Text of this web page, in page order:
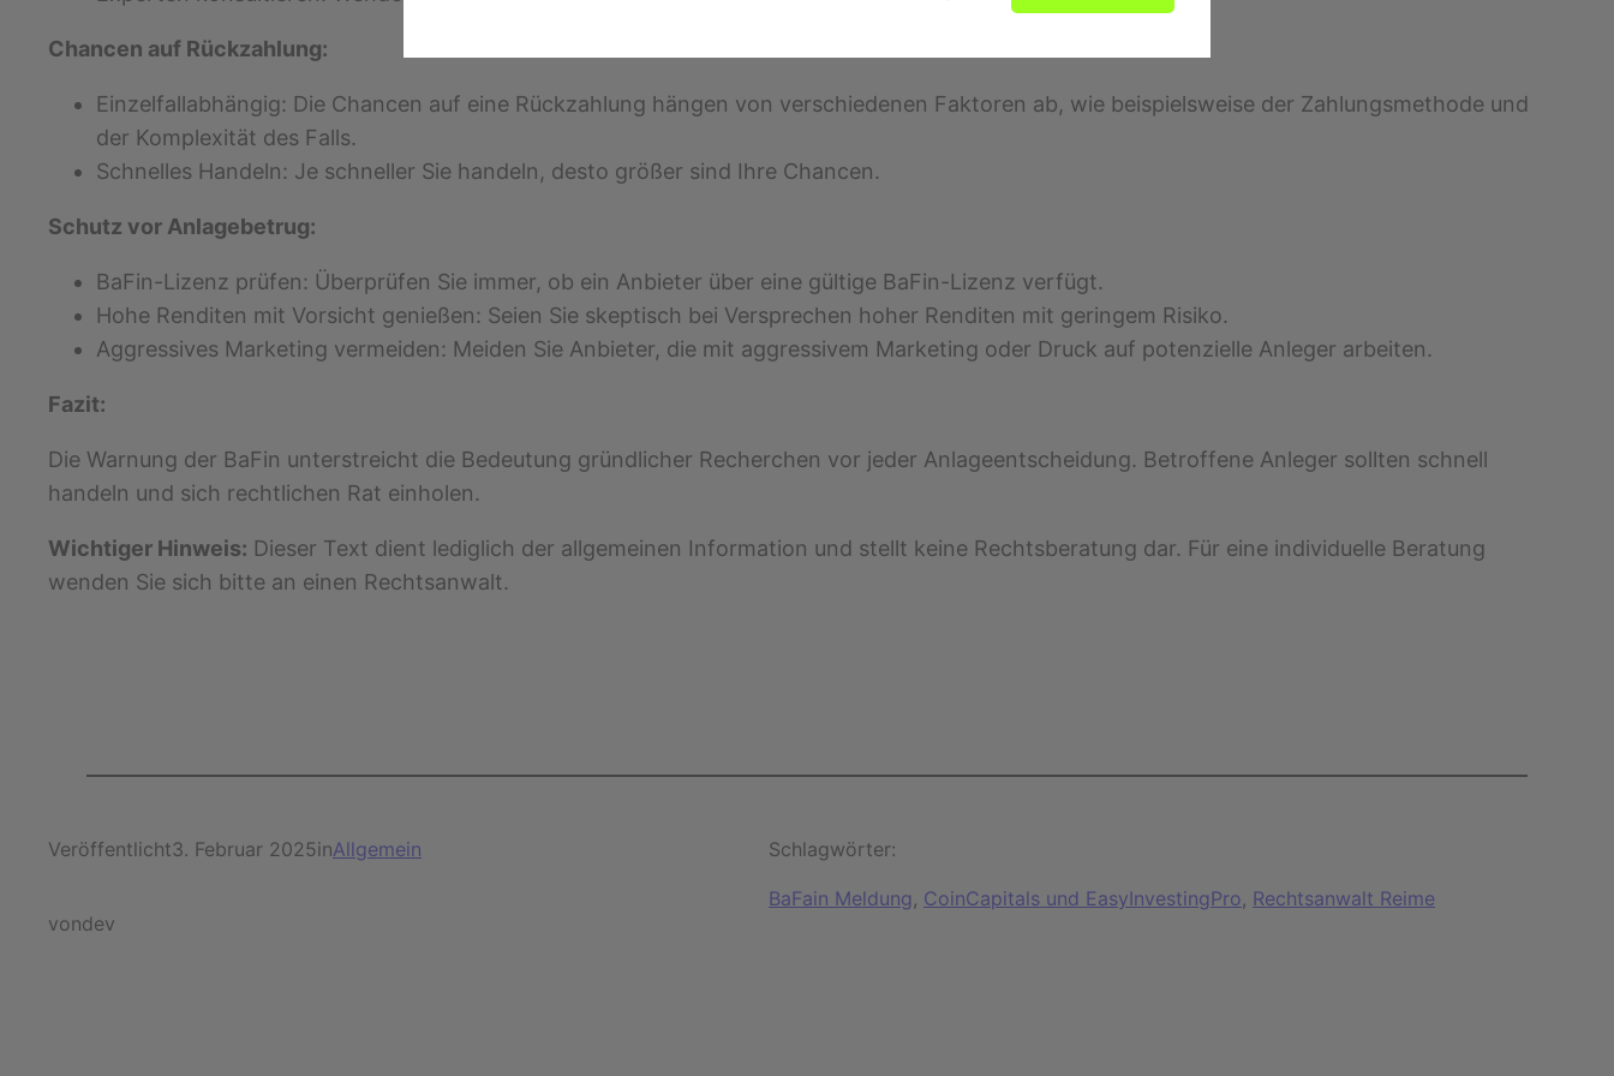
Chancen auf Rückzahlung:
Einzelfallabhängig: Die Chancen auf eine Rückzahlung hängen von verschiedenen Faktoren ab, wie beispielsweise der Zahlungsmethode und
der Komplexität des Falls.
Schnelles Handeln: Je schneller Sie handeln, desto größer sind Ihre Chancen.
Schutz vor Anlagebetrug:
BaFin-Lizenz prüfen: Überprüfen Sie immer, ob ein Anbieter über eine gültige BaFin-Lizenz verfügt.
Hohe Renditen mit Vorsicht genießen: Seien Sie skeptisch bei Versprechen hoher Renditen mit geringem Risiko.
Aggressives Marketing vermeiden: Meiden Sie Anbieter, die mit aggressivem Marketing oder Druck auf potenzielle Anleger arbeiten.
Fazit:
Die Warnung der BaFin unterstreicht die Bedeutung gründlicher Recherchen vor jeder Anlageentscheidung. Betroffene Anleger sollten schnell
handeln und sich rechtlichen Rat einholen.
Wichtiger Hinweis: Dieser Text dient lediglich der allgemeinen Information und stellt keine Rechtsberatung dar. Für eine individuelle Beratung
wenden Sie sich bitte an einen Rechtsanwalt.
Veröffentlicht3. Februar 2025inAllgemein
vondev
Schlagwörter:
BaFain Meldung, CoinCapitals und EasyInvestingPro, Rechtsanwalt Reime